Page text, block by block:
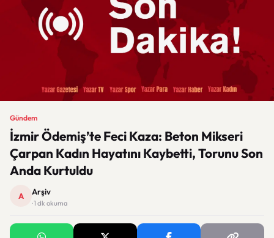
Gündem
İzmir Ödemiş’te Feci Kaza: Beton Mikseri
Çarpan Kadın Hayatını Kaybetti, Torunu Son
Anda Kurtuldu
A Arşiv
· 1 dk okuma